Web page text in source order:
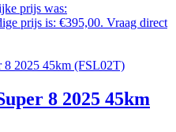
prijs was:
prijs is: €395,00. Vraag direct
8 2025 45km